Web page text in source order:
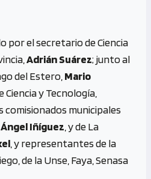
por el secretario de Ciencia
Adrián Suárez; junto al
del Estero, Mario
Ciencia y Tecnología,
comisionados municipales
Ángel Iñíguez , y de La
, y representantes de la
de la Unse, Faya, Senasa